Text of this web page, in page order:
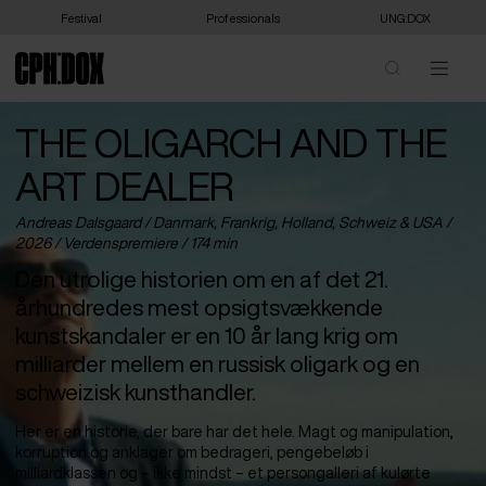
Festival Professionals UNG:DOX
THE OLIGARCH AND THE
ART DEALER
Andreas Dalsgaard /Danmark, Frankrig, Holland, Schweiz& USA /
2026 / Verdenspremiere / 174 min
Den utrolige historien om en af det 21.
århundredes mest opsigtsvækkende
kunstskandaler er en 10 år lang krig om
milliarder mellem en russisk oligark og en
schweizisk kunsthandler.
Her er en historie, der bare har det hele. Magt og manipulation,
korruption og anklager om bedrageri, pengebeløb i
milliardklassen og – ikke mindst – et persongalleri af kulørte